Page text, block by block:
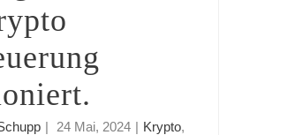
| 24 Mai, 2024 | Krypto,